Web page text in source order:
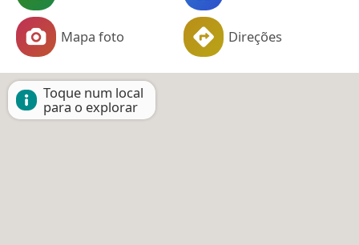
Mapa foto Direções
Toque num local
para o explorar